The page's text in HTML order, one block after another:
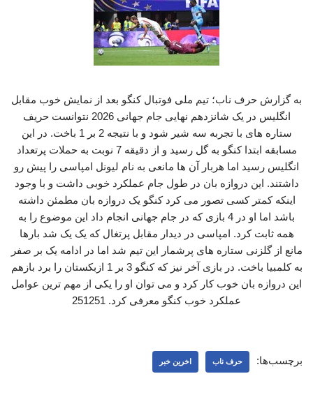
به گزارش حرف ناب؛ تیم ملی فوتبال کنگو بعد از نمایش خوب مقابل
انگلیس در یک شانزدهم نهایی جام جهانی 2026 نتوانست حریف
ستاره های با تجربه سه شیر شود و با نتیجه 2 بر 1 باخت. در این
مسابقه ابتدا کنگو به گل رسید و از دقیقه 7 نوبت به حملات پرتعداد
انگلیس رسید اما هربار آن ها مانعی به نام لیونل امپاسی را پیش رو
داشتند. این دروازه بان در طول جام عملکرد خوبی داشت و با وجود
اینکه کمتر کسی تصور می کرد کنگو یک دروازه بان مطمئن داشته
باشد اما او در 4 بازی که در جام جهانی انجام داد این موضوع را به
همه ثابت کرد. امپاسی در دیدار مقابل پرتغال که یک یک شد بارها
مانع از گلزنی ستاره های پرشمار این تیم شد اما در ادامه یک بر صفر
به کلمبیا باخت. در بازی آخر نیز که کنگو 3 بر 1 ازبکستان را برد بازهم
این دروازه بان خوب کار کرد و می توان او را یکی از مهم ترین عوامل
عملکرد خوب کنگو معرفی کرد. 251251
برچسب‌ها: حرف ناب اخرین خبر